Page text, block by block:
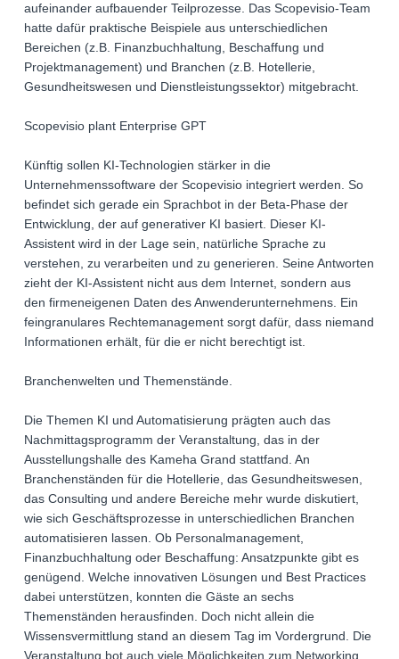
aufeinander aufbauender Teilprozesse. Das Scopevisio-Team
hatte dafür praktische Beispiele aus unterschiedlichen
Bereichen (z.B. Finanzbuchhaltung, Beschaffung und
Projektmanagement) und Branchen (z.B. Hotellerie,
Gesundheitswesen und Dienstleistungssektor) mitgebracht.
Scopevisio plant Enterprise GPT
Künftig sollen KI-Technologien stärker in die
Unternehmenssoftware der Scopevisio integriert werden. So
befindet sich gerade ein Sprachbot in der Beta-Phase der
Entwicklung, der auf generativer KI basiert. Dieser KI-
Assistent wird in der Lage sein, natürliche Sprache zu
verstehen, zu verarbeiten und zu generieren. Seine Antworten
zieht der KI-Assistent nicht aus dem Internet, sondern aus
den firmeneigenen Daten des Anwenderunternehmens. Ein
feingranulares Rechtemanagement sorgt dafür, dass niemand
Informationen erhält, für die er nicht berechtigt ist.
Branchenwelten und Themenstände.
Die Themen KI und Automatisierung prägten auch das
Nachmittagsprogramm der Veranstaltung, das in der
Ausstellungshalle des Kameha Grand stattfand. An
Branchenständen für die Hotellerie, das Gesundheitswesen,
das Consulting und andere Bereiche mehr wurde diskutiert,
wie sich Geschäftsprozesse in unterschiedlichen Branchen
automatisieren lassen. Ob Personalmanagement,
Finanzbuchhaltung oder Beschaffung: Ansatzpunkte gibt es
genügend. Welche innovativen Lösungen und Best Practices
dabei unterstützen, konnten die Gäste an sechs
Themenständen herausfinden. Doch nicht allein die
Wissensvermittlung stand an diesem Tag im Vordergrund. Die
Veranstaltung bot auch viele Möglichkeiten zum Networking